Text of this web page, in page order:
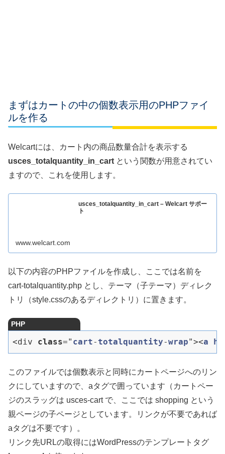
まずはカートの中の個数表示用のPHPファイ
ルを作る
Welcartには、カート内の商品数量合計を表示する
usces_totalquantity_in_cart という関数が用意されてい
ますので、これを使用します。
usces_totalquantity_in_cart – Welcart サポー
ト
www.welcart.com
以下の内容のPHPファイルを作成し、ここでは名前を
cart-totalquantity.php とし、テーマ（子テーマ）ディレク
トリ（style.cssのあるディレクトリ）に置きます。
PHP
<div class=" cart- totalquantity-wrap"><a
このファイルでは個数表示と同時にカートページへのリン
クにしていますので、aタグで囲っています（カートペー
ジのスラッグは usces-cart で、ここでは shopping という
親ページの子ページとしています。リンクが不要であれば
aタグは不要です）。
リンク先URLの取得にはWordPressのテンプレートタグ